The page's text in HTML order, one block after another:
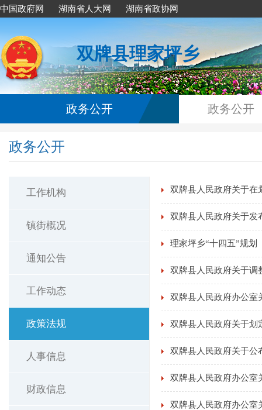
中国政府网 湖南省人大网 湖南省政协网
双牌县理家坪乡
政务公开 政务公开
政务公开
工作机构
镇街概况
通知公告
工作动态
政策法规
人事信息
财政信息
双牌县人民政府关于在
双牌县人民政府关于发
理家坪乡“十四五”规划
双牌县人民政府关于调
双牌县人民政府办公室
双牌县人民政府关于划
双牌县人民政府关于公
双牌县人民政府办公室
双牌县人民政府办公室